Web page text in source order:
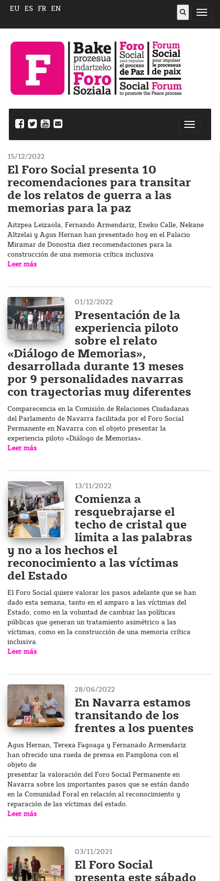
Abrir
EU ES FR EN
15/12/2022
El Foro Social presenta 10
recomendaciones para transitar
de los relatos de guerra a las
memorias para la paz
Aitzpea Leizaola, Fernando Armendariz, Eneko Calle, Nekane
Altzelai y Agus Hernan han presentado hoy en el Palacio
Miramar de Donostia diez recomendaciones para la
construcción de una memoria crítica inclusiva
Leer más
01/12/2022
Presentación de la
experiencia piloto
sobre el relato
«Diálogo de Memorias»,
desarrollada durante 13 meses
por 9 personalidades navarras
con trayectorias muy diferentes
Comparecencia en la Comisión de Relaciones Ciudadanas
del Parlamento de Navarra facilitada por el Foro Social
Permanente en Navarra con el objeto presentar la
experiencia piloto «Diálogo de Memorias».
Leer más
13/11/2022
Comienza a
resquebrajarse el
techo de cristal que
limita a las palabras
y no a los hechos el
reconocimiento a las víctimas
del Estado
El Foro Social quiere valorar los pasos adelante que se han
dado esta semana, tanto en el amparo a las víctimas del
Estado, como en la voluntad de cambiar las políticas
públicas que generan un tratamiento asimétrico a las
víctimas, como en la construcción de una memoria crítica
inclusiva.
Leer más
28/06/2022
En Navarra estamos
transitando de los
frentes a los puentes
Agus Hernan, Terexa Fagoaga y Fernanado Armendariz
han ofrecido una rueda de prensa en Pamplona con el
objeto de
presentar la valoración del Foro Social Permanente en
Navarra sobre los importantes pasos que se están dando
en la Comunidad Foral en relación al reconocimiento y
reparación de las víctimas del estado.
Leer más
03/11/2021
El Foro Social